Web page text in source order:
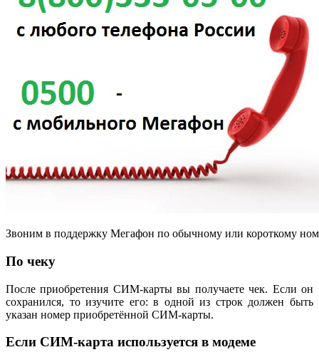
Звоним в поддержку Мегафон по обычному или короткому
По чеку
После приобретения СИМ-карты вы получаете чек. Если он
сохранился, то изучите его: в одной из строк должен быть
указан номер приобретённой СИМ-карты.
Если СИМ-карта используется в модеме